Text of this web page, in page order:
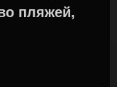
пляжей,